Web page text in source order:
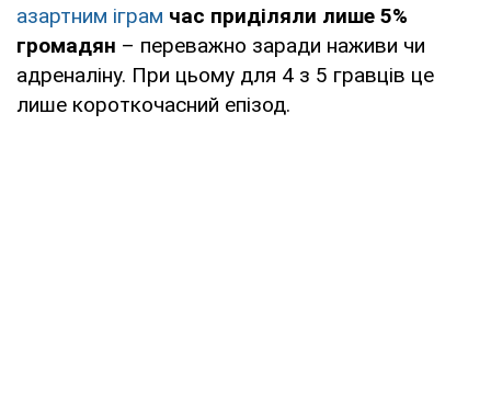
азартним іграм час приділяли лише 5%
громадян – переважно заради наживи чи
адреналіну. При цьому для 4 з 5 гравців це
лише короткочасний епізод.